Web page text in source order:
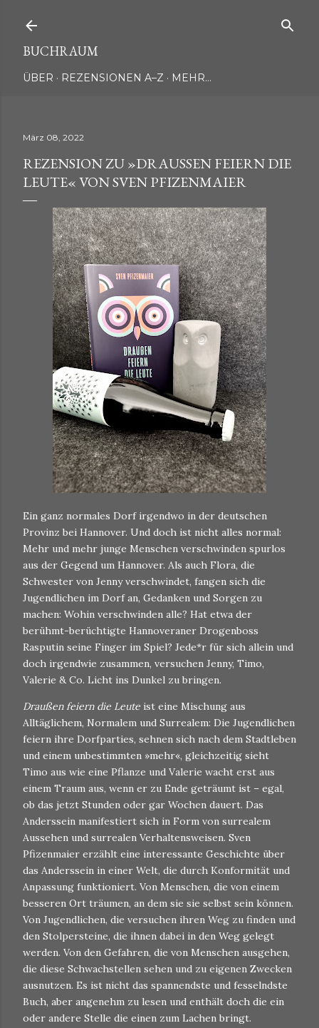
BUCHRAUM
ÜBER REZENSIONEN A–Z MEHR…
März 08, 2022
REZENSION ZU »DRAUSSEN FEIERN DIE L
EUTE« VON SVEN PFIZENMAIER
Ein ganz normales Dorf irgendwo in der deutschen
Provinz bei Hannover. Und doch ist nicht alles normal:
Mehr und mehr junge Menschen verschwinden spurlos
aus der Gegend um Hannover. Als auch Flora, die
Schwester von Jenny verschwindet, fangen sich die
Jugendlichen im Dorf an, Gedanken und Sorgen zu
machen: Wohin verschwinden alle? Hat etwa der
berühmt-berüchtigte Hannoveraner Drogenboss
Rasputin seine Finger im Spiel? Jede*r für sich allein und
doch irgendwie zusammen, versuchen Jenny, Timo,
Valerie & Co. Licht ins Dunkel zu bringen.
Draußen feiern die Leute ist eine Mischung aus
Alltäglichem, Normalem und Surrealem: Die Jugendlichen
feiern ihre Dorfparties, sehnen sich nach dem Stadtleben
und einem unbestimmten »mehr«, gleichzeitig sieht
Timo aus wie eine Pflanze und Valerie wacht erst aus
einem Traum aus, wenn er zu Ende geträumt ist – egal,
ob das jetzt Stunden oder gar Wochen dauert. Das
Anderssein manifestiert sich in Form von surrealem
Aussehen und surrealen Verhaltensweisen. Sven
Pfizenmaier erzählt eine interessante Geschichte über
das Anderssein in einer Welt, die durch Konformität und
Anpassung funktioniert. Von Menschen, die von einem
besseren Ort träumen, an dem sie sie selbst sein können.
Von Jugendlichen, die versuchen ihren Weg zu finden und
den Stolpersteine, die ihnen dabei in den Weg gelegt
werden. Von den Gefahren, die von Menschen ausgehen,
die diese Schwachstellen sehen und zu eigenen Zwecken
ausnutzen. Es ist nicht das spannendste und fesselndste
Buch, aber angenehm zu lesen und enthält doch die ein
oder andere Stelle die einen zum Lachen bringt.